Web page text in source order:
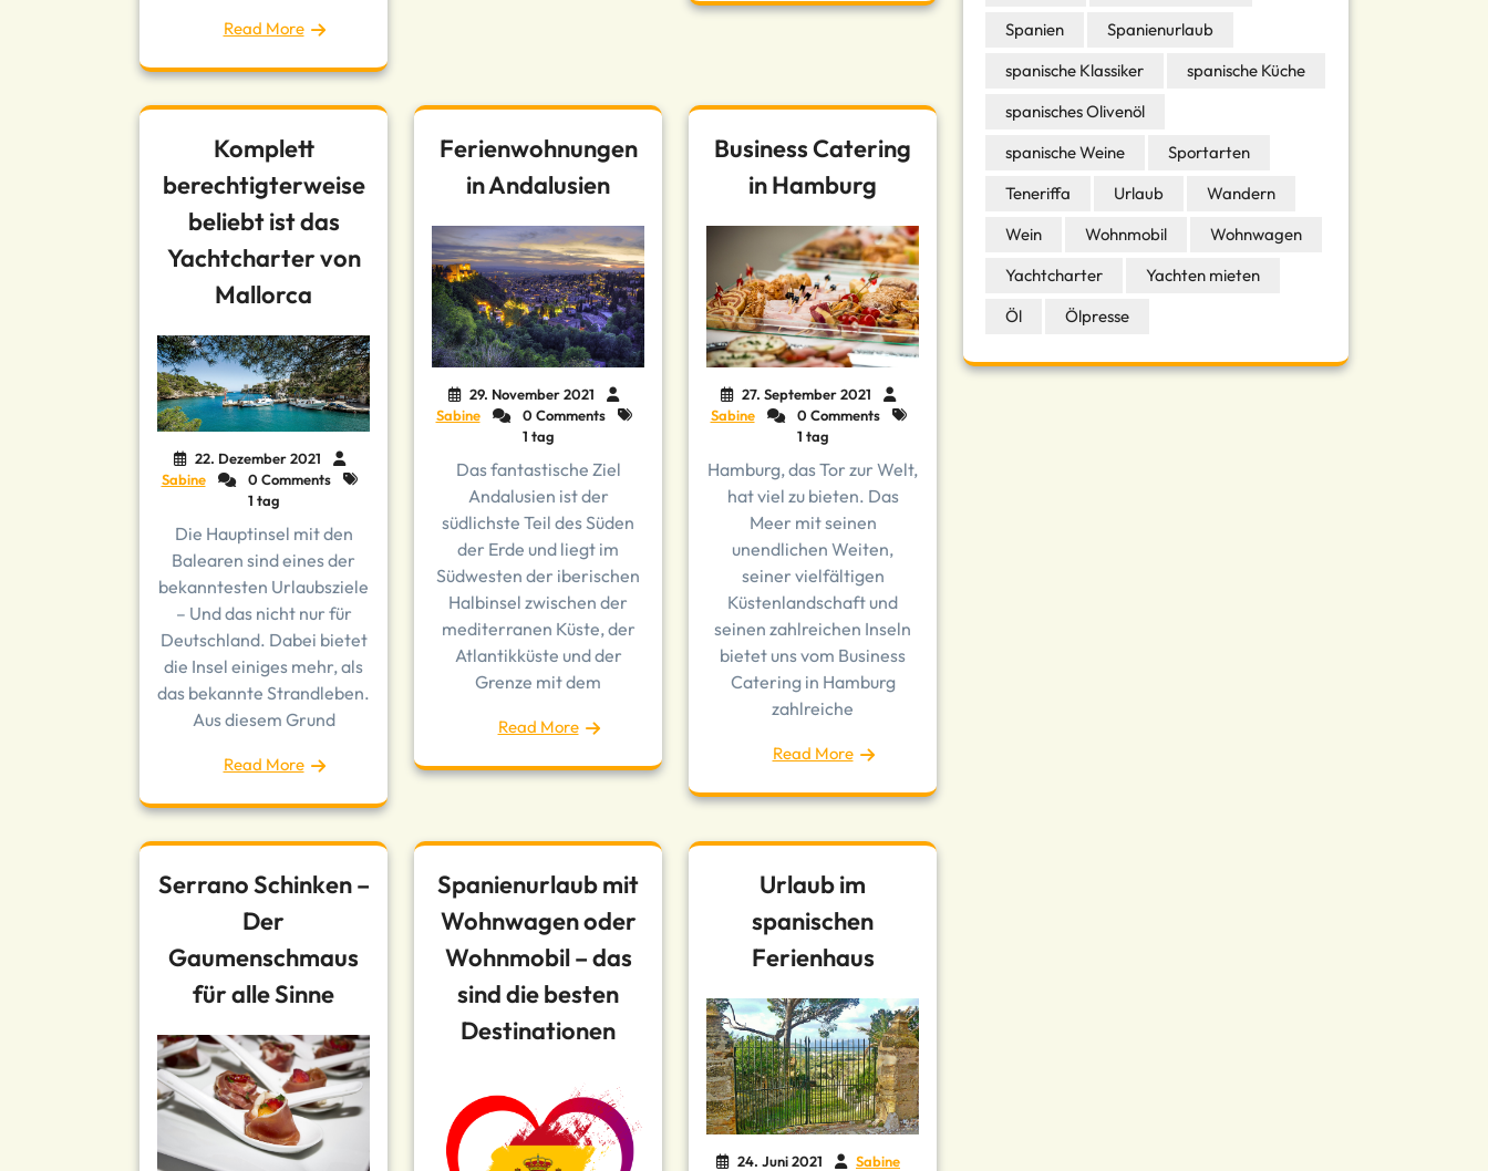
Read More
Komplett
berechtigterweise
beliebt ist das
Yachtcharter von
Mallorca
22. Dezember 2021
Sabine
0 Comments
1 tag
Die Hauptinsel mit den
Balearen sind eines der
bekanntesten Urlaubsziele
– Und das nicht nur für
Deutschland. Dabei bietet
die Insel einiges mehr, als
das bekannte Strandleben.
Aus diesem Grund
Read More
Ferienwohnungen
in Andalusien
29. November 2021
Sabine
0 Comments
1 tag
Das fantastische Ziel
Andalusien ist der
südlichste Teil des Süden
der Erde und liegt im
Südwesten der iberischen
Halbinsel zwischen der
mediterranen Küste, der
Atlantikküste und der
Grenze mit dem
Read More
Business Catering
in Hamburg
27. September 2021
Sabine
0 Comments
1 tag
Hamburg, das Tor zur Welt,
hat viel zu bieten. Das
Meer mit seinen
unendlichen Weiten,
seiner vielfältigen
Küstenlandschaft und
seinen zahlreichen Inseln
bietet uns vom Business
Catering in Hamburg
zahlreiche
Read More
Serrano Schinken –
Der
Gaumenschmaus
für alle Sinne
Spanienurlaub mit
Wohnwagen oder
Wohnmobil – das
sind die besten
Destinationen
Urlaub im
spanischen
Ferienhaus
24. Juni 2021 Sabine
Spanien
Spanienurlaub
spanische Klassiker
spanische Küche
spanisches Olivenöl
spanische Weine
Sportarten
Teneriffa
Urlaub
Wandern
Wein
Wohnmobil
Wohnwagen
Yachtcharter
Yachten mieten
Öl
Ölpresse